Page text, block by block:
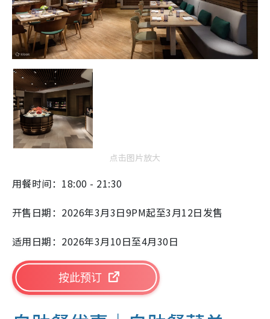
点击图片放大
用餐时间：18:00 - 21:30
开售日期： 2026年3月3日9PM起至3月12日发售
适用日期： 2026年3月10日至4月30日
按此预订